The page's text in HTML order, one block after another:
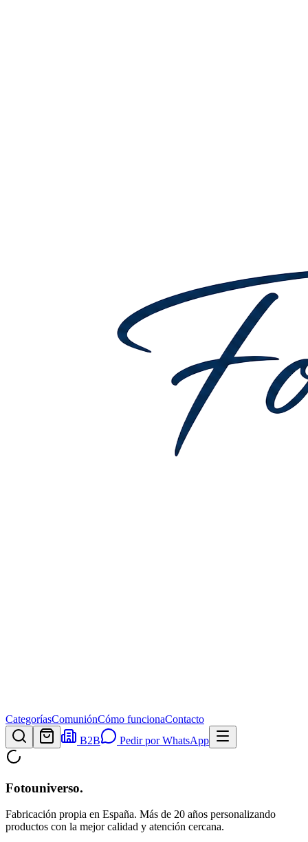
CategoríasComuniónCómo funcionaContacto
B2B
Pedir por WhatsApp
Fotouniverso.
Fabricación propia en España. Más de 20 años personalizando
productos con la mejor calidad y atención cercana.